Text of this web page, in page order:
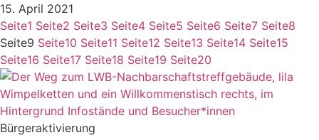
15. April 2021
Seite1 Seite2 Seite3 Seite4 Seite5 Seite6 Seite7 Seite8
Seite9 Seite10 Seite11 Seite12 Seite13 Seite14 Seite15
Seite16 Seite17 Seite18 Seite19 Seite20
Bürgeraktivierung